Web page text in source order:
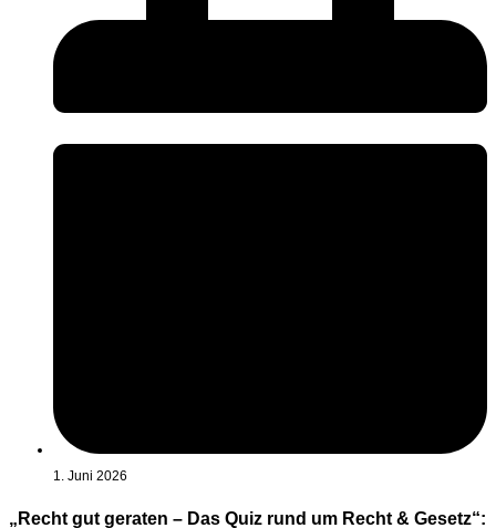
1. Juni 2026
„Recht gut geraten – Das Quiz rund um Recht & Gesetz“: